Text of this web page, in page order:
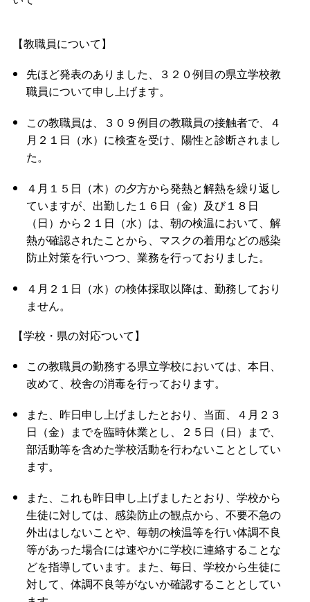
【教職員について】
先ほど発表のありました、３２０例目の県立学校教
職員について申し上げます。
この教職員は、３０９例目の教職員の接触者で、４
月２１日（水）に検査を受け、陽性と診断されまし
た。
４月１５日（木）の夕方から発熱と解熱を繰り返し
ていますが、出勤した１６日（金）及び１８日
（日）から２１日（水）は、朝の検温において、解
熱が確認されたことから、マスクの着用などの感染
防止対策を行いつつ、業務を行っておりました。
４月２１日（水）の検体採取以降は、勤務しており
ません。
【学校・県の対応ついて】
この教職員の勤務する県立学校においては、本日、
改めて、校舎の消毒を行っております。
また、昨日申し上げましたとおり、当面、４月２３
日（金）までを臨時休業とし、２５日（日）まで、
部活動等を含めた学校活動を行わないこととしてい
ます。
また、これも昨日申し上げましたとおり、学校から
生徒に対しては、感染防止の観点から、不要不急の
外出はしないことや、毎朝の検温等を行い体調不良
等があった場合には速やかに学校に連絡することな
どを指導しています。また、毎日、学校から生徒に
対して、体調不良等がないか確認することとしてい